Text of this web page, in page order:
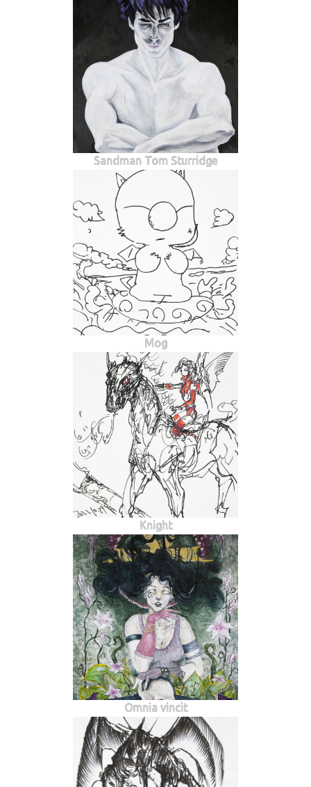
Sandman Tom Sturridge
Mog
Knight
Omnia vincit